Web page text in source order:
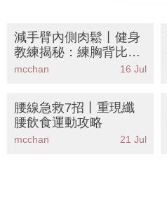
減手臂內側肉鬆丨健身
教練揭秘：練胸背比單
練手臂更有效！5個懶
mcchan 16 Jul
腰線急救7招丨重現纖
腰飲食運動攻略
mcchan 21 Jul